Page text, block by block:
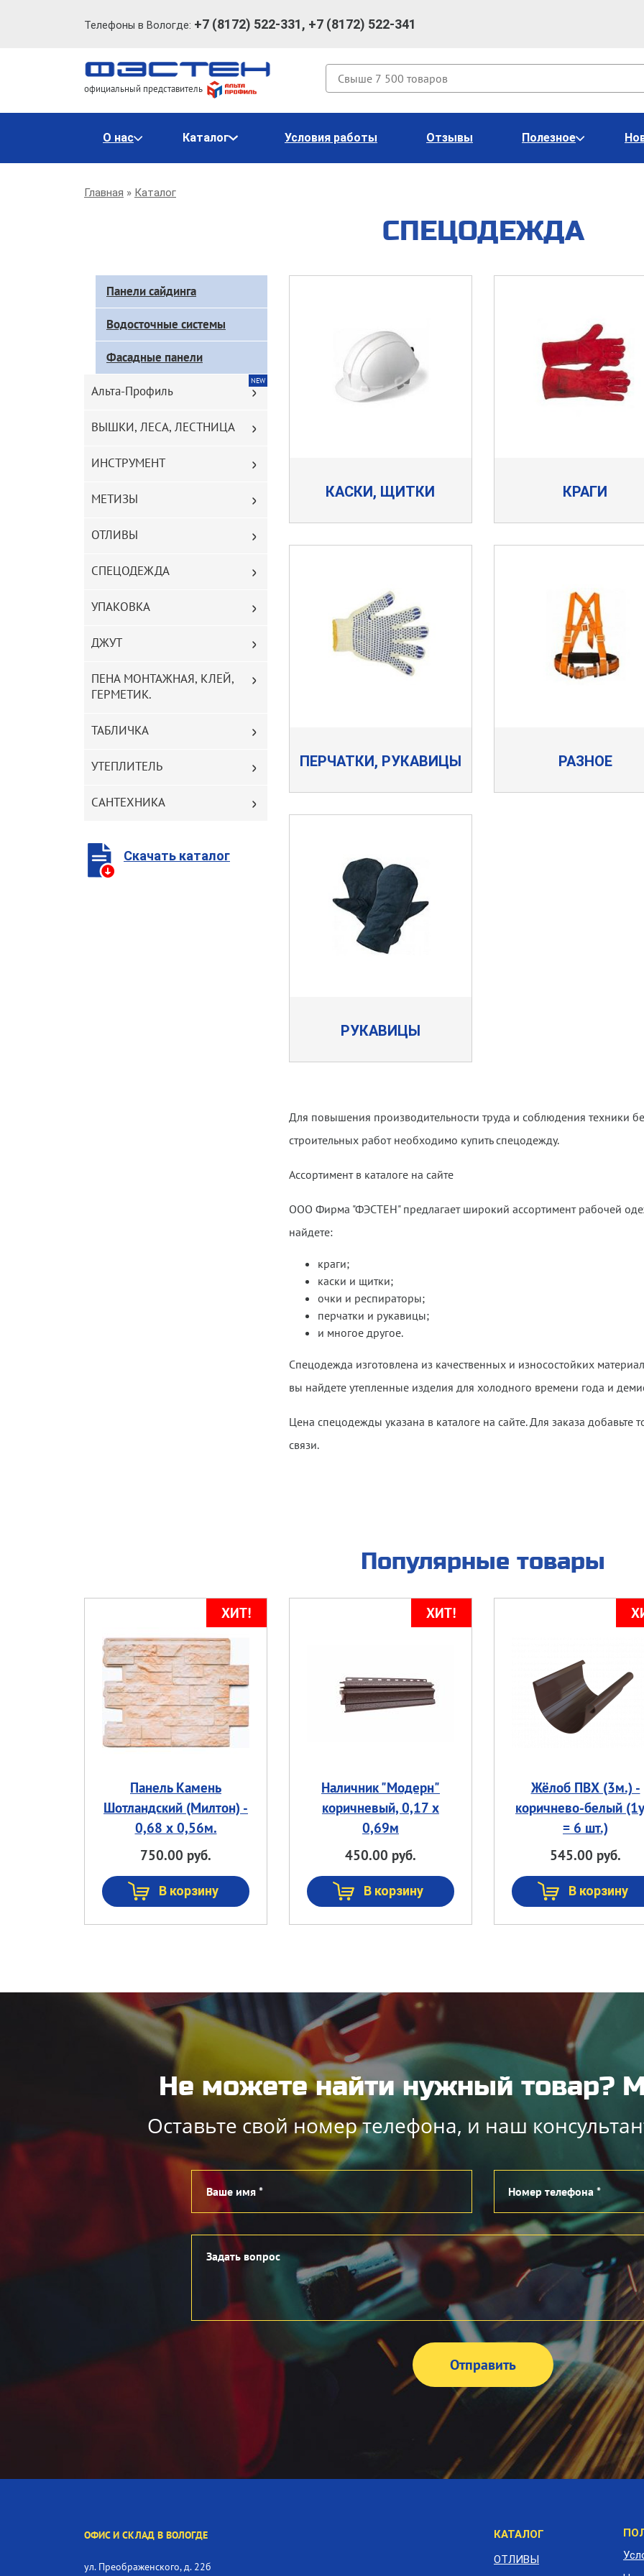
Телефоны в Вологде: +7 (8172) 522-331, +7 (8172) 522-341
официальный представитель
Поиск
Основная
навигация
О нас Каталог Условия работы Отзывы Полезное
Строка
Главная Каталог
СПЕЦОДЕЖДА
КАСКИ, ЩИТКИ КРАГИ
ПЕРЧАТКИ, РУКАВИЦЫ РАЗНОЕ
РУКАВИЦЫ
Для повышения производительности труда и соблюдения техники
строительных работ необходимо купить спецодежду.
Ассортимент в каталоге на сайте
ООО Фирма "ФЭСТЕН" предлагает широкий ассортимент рабочей
найдете:
краги;
каски и щитки;
очки и респираторы;
перчатки и рукавицы;
и многое другое.
Спецодежда изготовлена из качественных и износостойких
вы найдете утепленные изделия для холодного времени года и
Цена спецодежды указана в каталоге на сайте. Для заказа
связи.
Доп
меню
каталога
Панели сайдинга
Водосточные системы
Фасадные панели
Альта-Профиль
NEW
ВЫШКИ, ЛЕСА, ЛЕСТНИЦА
ИНСТРУМЕНТ
МЕТИЗЫ
ОТЛИВЫ
СПЕЦОДЕЖДА
УПАКОВКА
ДЖУТ
ПЕНА МОНТАЖНАЯ, КЛЕЙ,
ГЕРМЕТИК.
ТАБЛИЧКА
УТЕПЛИТЕЛЬ
САНТЕХНИКА
Скачать каталог
Популярные товары
Панель Камень
Шотландский (Милтон) -
0,68 х 0,56м.
750.00 руб.
Наличник "Модерн"
коричневый, 0,17 х
0,69м
450.00 руб.
Жёлоб ПВХ (3м.) -
коричнево-белый
= 6 шт.)
545.00 руб.
Не можете найти нужный товар?
ОФИС И СКЛАД В ВОЛОГДЕ
ул. Преображенского, д. 22б
КАТАЛОГ
ОТЛИВЫ